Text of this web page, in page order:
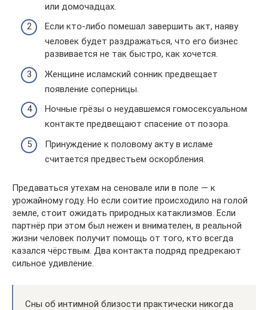
или домочадцах.
Если кто-либо помешал завершить акт, наяву
человек будет раздражаться, что его бизнес
развивается не так быстро, как хочется.
Женщине исламский сонник предвещает
появление соперницы.
Ночные грёзы о неудавшемся гомосексуальном
контакте предвещают спасение от позора.
Принуждение к половому акту в исламе
считается предвестьем оскорбления.
Предаваться утехам на сеновале или в поле — к
урожайному году. Но если соитие происходило на голой
земле, стоит ожидать природных катаклизмов. Если
партнёр при этом был нежен и внимателен, в реальной
жизни человек получит помощь от того, кто всегда
казался чёрствым. Два контакта подряд предрекают
сильное удивление.
Сны об интимной близости практически никогда